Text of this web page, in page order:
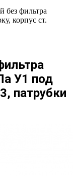
без фильтра
корпус ст.
У1 под
патрубки